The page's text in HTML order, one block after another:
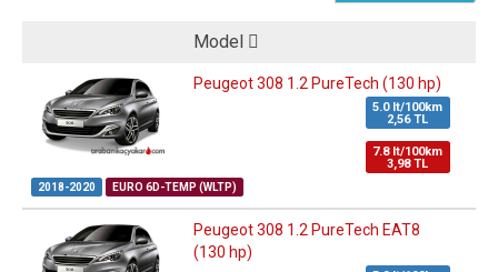
Model
Peugeot 308 1.2 PureTech (130 hp)
5.0 lt/100km
2,56 TL
7.8 lt/100km
3,98 TL
2018-2020 EURO 6D-TEMP (WLTP)
Peugeot 308 1.2 PureTech EAT8
(130 hp)